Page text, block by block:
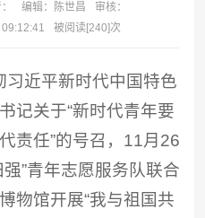
编辑：陈世昌
审核：
被阅读[240]次
习近平新时代中国特色
记关于“新时代青年要
责任”的号召，11月26
”青年志愿服务队联合
物馆开展“我与祖国共